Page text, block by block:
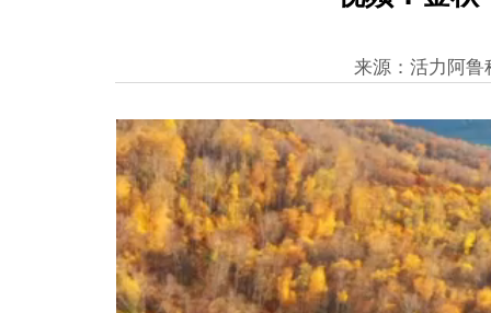
来源：活力阿